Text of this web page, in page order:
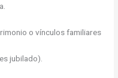
o vínculos familiares
jubilado).